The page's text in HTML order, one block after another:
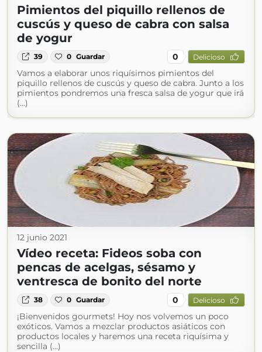
Pimientos del piquillo rellenos de
cuscús y queso de cabra con salsa
de yogur
39 0 Guardar 0 Delicioso
Vamos a elaborar unos riquísimos pimientos del
piquillo rellenos de cuscús y queso de cabra. Junto a los
pimientos pondremos una fresca salsa de yogur que irá
(...)
12 junio 2021
Vídeo receta: Fideos soba con
pencas de acelgas, sésamo y
ventresca de bonito del norte
38 0 Guardar 0 Delicioso
¡Bienvenidos gourmets! Hoy nos volvemos un poco
exóticos. Vamos a mezclar productos asiáticos con
productos locales y haremos una receta riquísima y
sencilla (...)